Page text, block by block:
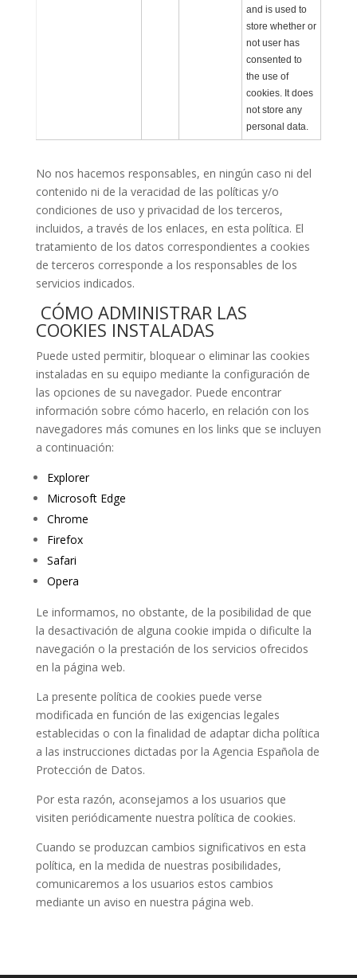
and is used to
store whether or
not user has
consented to
the use of
cookies. It does
not store any
personal data.
No nos hacemos responsables, en ningún caso ni del
contenido ni de la veracidad de las políticas y/o
condiciones de uso y privacidad de los terceros,
incluidos, a través de los enlaces, en esta política. El
tratamiento de los datos correspondientes a cookies
de terceros corresponde a los responsables de los
servicios indicados.
CÓMO ADMINISTRAR LAS
COOKIES INSTALADAS
Puede usted permitir, bloquear o eliminar las cookies
instaladas en su equipo mediante la configuración de
las opciones de su navegador. Puede encontrar
información sobre cómo hacerlo, en relación con los
navegadores más comunes en los links que se incluyen
a continuación:
Explorer
Microsoft Edge
Chrome
Firefox
Safari
Opera
Le informamos, no obstante, de la posibilidad de que
la desactivación de alguna cookie impida o dificulte la
navegación o la prestación de los servicios ofrecidos
en la página web.
La presente política de cookies puede verse
modificada en función de las exigencias legales
establecidas o con la finalidad de adaptar dicha política
a las instrucciones dictadas por la Agencia Española de
Protección de Datos.
Por esta razón, aconsejamos a los usuarios que
visiten periódicamente nuestra política de cookies.
Cuando se produzcan cambios significativos en esta
política, en la medida de nuestras posibilidades,
comunicaremos a los usuarios estos cambios
mediante un aviso en nuestra página web.